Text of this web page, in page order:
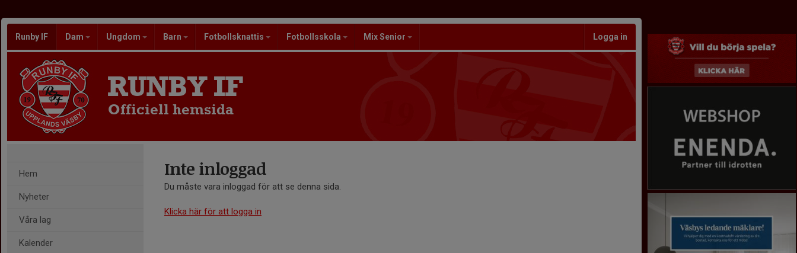
Runby IF Dam Ungdom Barn Fotbollsknattis Fotbollsskola Mix Senior Logga in
RUNBY IF
Officiell hemsida
Hem
Nyheter
Våra lag
Kalender
Inte inloggad
Du måste vara inloggad för att se denna sida.
Klicka här för att logga in